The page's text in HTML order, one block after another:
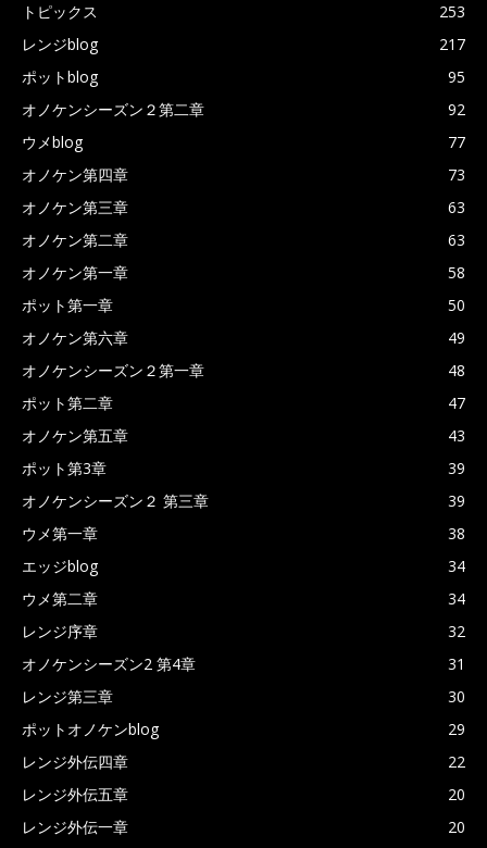
トピックス
253
レンジblog
217
ポットblog
95
オノケンシーズン２第二章
92
ウメblog
77
オノケン第四章
73
オノケン第三章
63
オノケン第二章
63
オノケン第一章
58
ポット第一章
50
オノケン第六章
49
オノケンシーズン２第一章
48
ポット第二章
47
オノケン第五章
43
ポット第3章
39
オノケンシーズン２ 第三章
39
ウメ第一章
38
エッジblog
34
ウメ第二章
34
レンジ序章
32
オノケンシーズン2 第4章
31
レンジ第三章
30
ポットオノケンblog
29
レンジ外伝四章
22
レンジ外伝五章
20
レンジ外伝一章
20